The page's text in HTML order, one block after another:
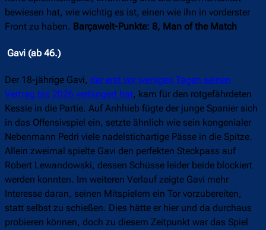
bewiesen hat, wie wichtig es ist, einen wie ihn in vorderster
Front zu haben. Barçawelt-Punkte: 8, Man of the Match
Gavi (ab 46.)
Der 18-jährige Gavi, der erst vor wenigen Tagen seinen
Vertrag bis 2026 verlängert hat, kam für den rotgefährdeten
Kessie in die Partie. Auf Anhhieb fügte der junge Spanier sich
in das Offensivspiel ein, setzte ähnlich wie sein kongenialer
Nebenmann Pedri viele nadelstichartige Pässe in die Spitze.
Allein zweimal spielte Gavi den perfekten Steckpass auf
Robert Lewandowski, dessen Schüsse leider beide blockiert
werden konnten. Im weiteren Verlauf zeigte Gavi mehr
Interesse daran, seinen Mitspielern ein Tor vorzubereiten,
statt selbst zu schießen. Dies hätte er hier und da durchaus
probieren können, doch zu diesem Zeitpunkt war das Spiel